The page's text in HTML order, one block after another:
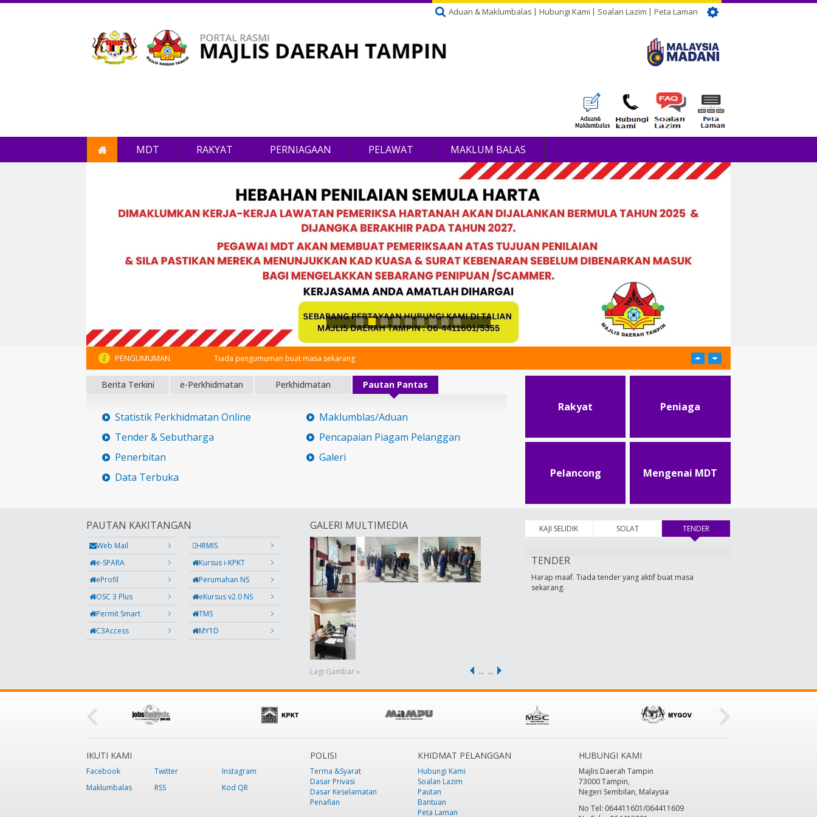
Aduan & Maklumbalas Hubungi Kami Soalan Lazim Peta Laman
MDT RAKYAT PERNIAGAAN PELAWAT MAKLUM BALAS
PENGUMUMAN Tiada pengumuman buat masa sekarang
Berita Terkini e-Perkhidmatan Perkhidmatan Pautan Pantas
Statistik Perkhidmatan Online
Tender & Sebutharga
Penerbitan
Data Terbuka
Maklumblas/Aduan
Pencapaian Piagam Pelanggan
Galeri
Rakyat Peniaga
Pelancong Mengenai MDT
PAUTAN KAKITANGAN
Web Mail
HRMIS
e-SPARA
Kursus i-KPKT
eProfil
Perumahan NS
OSC 3 Plus
eKursus v2.0 NS
Permit Smart
TMS
C3Access
MY1D
GALERI MULTIMEDIA
Lagi Gambar » … …
KAJI SELIDIK SOLAT TENDER(tab aktif)
TENDER
Harap maaf. Tiada tender yang aktif buat masa
sekarang.
IKUTI KAMI
Facebook Twitter
Instagram
Maklumbalas
RSS Kod QR
POLISI
Terma &Syarat
Dasar Privasi
Dasar Keselamatan
Penafian
KHIDMAT PELANGGAN
Hubungi Kami
Soalan Lazim
Pautan
Bantuan
Peta Laman
HUBUNGI KAMI
Majlis Daerah Tampin
73000 Tampin,
Negeri Sembilan, Malaysia
No Tel: 064411601/064411609